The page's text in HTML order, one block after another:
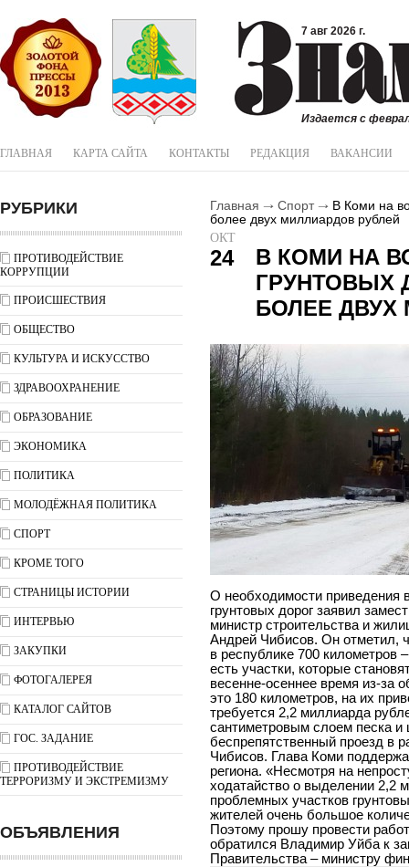
7 авг 2026 г.
Издается с
ГЛАВНАЯ КАРТА САЙТА КОНТАКТЫ РЕДАКЦИЯ ВАКАНСИИ
РУБРИКИ
ПРОТИВОДЕЙСТВИЕ
КОРРУПЦИИ
ПРОИСШЕСТВИЯ
ОБЩЕСТВО
КУЛЬТУРА И ИСКУССТВО
ЗДРАВООХРАНЕНИЕ
ОБРАЗОВАНИЕ
ЭКОНОМИКА
ПОЛИТИКА
МОЛОДЁЖНАЯ ПОЛИТИКА
СПОРТ
КРОМЕ ТОГО
СТРАНИЦЫ ИСТОРИИ
ИНТЕРВЬЮ
ЗАКУПКИ
ФОТОГАЛЕРЕЯ
КАТАЛОГ САЙТОВ
ГОС. ЗАДАНИЕ
ПРОТИВОДЕЙСТВИЕ
ТЕРРОРИЗМУ И ЭКСТРЕМИЗМУ
ОБЪЯВЛЕНИЯ
Главная Спорт
В Коми на
более двух миллиардов рублей
ОКТ
24
В КОМИ НА
ГРУНТОВЫХ
БОЛЕЕ ДВУХ
О необходимости приведения
грунтовых дорог заявил
министр строительства и
Андрей Чибисов. Он отметил,
в республике 700 километров
есть участки, которые
весенне-осеннее время из-за
это 180 километров, на их
требуется 2,2 миллиарда
сантиметровым слоем песка
беспрепятственный проезд в
Чибисов. Глава Коми
региона. «Несмотря на
ходатайство о выделении 2,2
проблемных участков
жителей очень большое
Поэтому прошу провести
обратился Владимир Уйба к
Правительства – министру